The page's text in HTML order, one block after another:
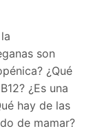
son
¿Qué
¿Es una
hay de las
de mamar?